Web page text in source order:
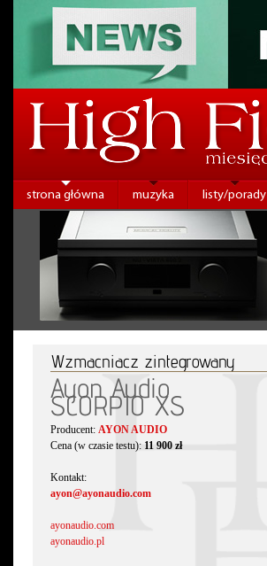
strona główna muzyka listy/porady
Wzmacniacz zintegrowany
Ayon Audio
SCORPIO XS
Producent: AYON AUDIO
Cena (w czasie testu): 11 900 zł
Kontakt:
ayon@ayonaudio.com
ayonaudio.com
ayonaudio.pl